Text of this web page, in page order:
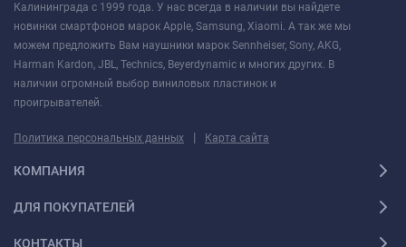
Калининграда с 1999 года. У нас всегда в наличии вы найдете
новинки смартфонов марок Apple, Samsung, Xiaomi. А так же мы
можем предложить Вам наушники марок Sennheiser, Sony, AKG,
Harman Kardon, JBL, Technics, Beyerdynamic и многих других. В
наличии огромный выбор виниловых пластинок и
проигрывателей.
Политика персональных данных | Карта сайта
КОМПАНИЯ
ДЛЯ ПОКУПАТЕЛЕЙ
КОНТАКТЫ